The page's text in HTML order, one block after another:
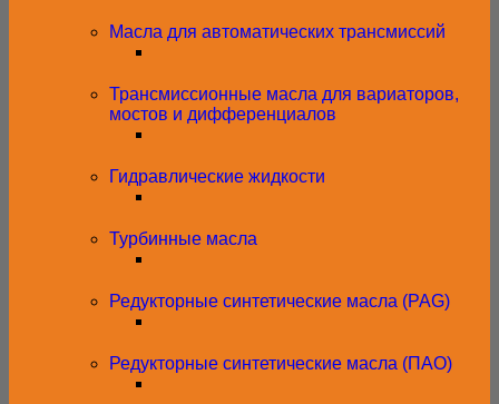
Масла для автоматических трансмиссий
Трансмиссионные масла для вариаторов,
мостов и дифференциалов
Гидравлические жидкости
Турбинные масла
Редукторные синтетические масла (PAG)
Редукторные синтетические масла (ПАО)